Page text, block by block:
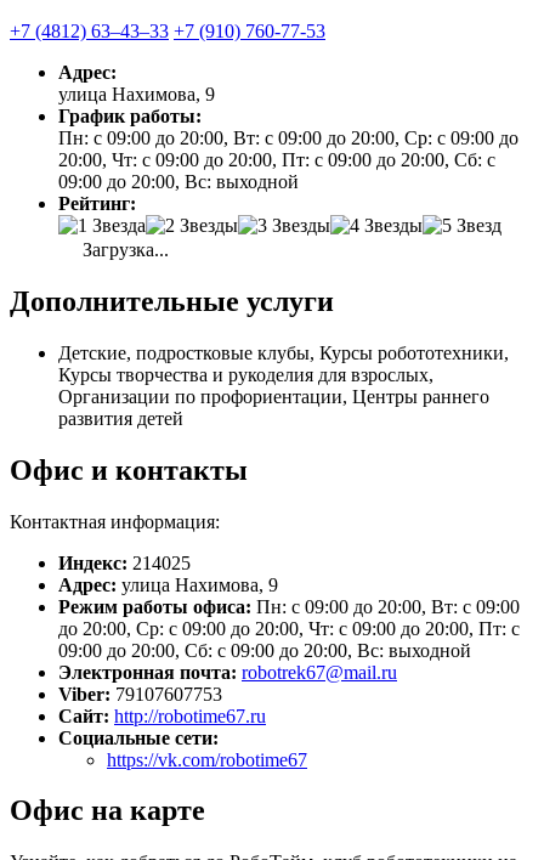
+7 (4812) 63‒43‒33 +7 (910) 760-77-53
Адрес:
улица Нахимова, 9
График работы:
Пн: с 09:00 до 20:00, Вт: с 09:00 до 20:00, Ср: с 09:00 до
20:00, Чт: с 09:00 до 20:00, Пт: с 09:00 до 20:00, Сб: с
09:00 до 20:00, Вс: выходной
Рейтинг:
Загрузка...
Дополнительные услуги
Детские, подростковые клубы, Курсы робототехники,
Курсы творчества и рукоделия для взрослых,
Организации по профориентации, Центры раннего
развития детей
Офис и контакты
Контактная информация:
Индекс: 214025
Адрес: улица Нахимова, 9
Режим работы офиса: Пн: с 09:00 до 20:00, Вт: с 09:00
до 20:00, Ср: с 09:00 до 20:00, Чт: с 09:00 до 20:00, Пт: с
09:00 до 20:00, Сб: с 09:00 до 20:00, Вс: выходной
Электронная почта: robotrek67@mail.ru
Viber: 79107607753
Сайт: http://robotime67.ru
Социальные сети:
https://vk.com/robotime67
Офис на карте